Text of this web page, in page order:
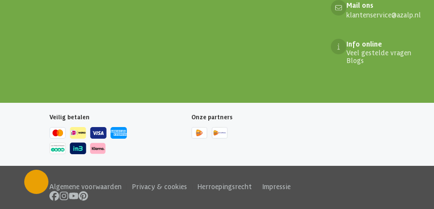
Mail ons
klantenservice@azalp.nl
Info online
Veel gestelde vragen
Blogs
Veilig betalen Onze partners
Algemene voorwaarden Privacy & cookies Herroepingsrecht Impressie